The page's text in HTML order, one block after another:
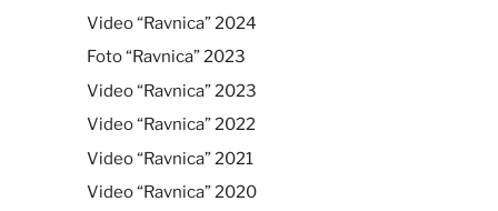
Video “Ravnica” 2024
Foto “Ravnica” 2023
Video “Ravnica” 2023
Video “Ravnica” 2022
Video “Ravnica” 2021
Video “Ravnica” 2020